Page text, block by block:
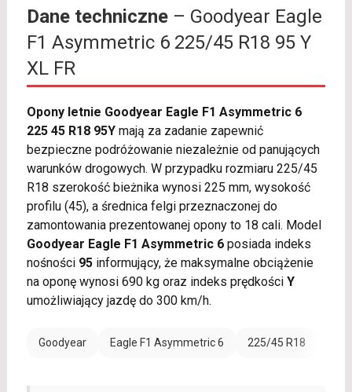
Dane techniczne– Goodyear Eagle
F1 Asymmetric 6 225/45 R18 95 Y
XL FR
Opony letnie Goodyear Eagle F1 Asymmetric 6
225 45 R18 95Ymają za zadanie zapewnić
bezpieczne podróżowanie niezależnie od panujących
warunków drogowych. W przypadku rozmiaru 225/45
R18 szerokość bieżnika wynosi 225 mm, wysokość
profilu (45), a średnica felgi przeznaczonej do
zamontowania prezentowanej opony to 18 cali. Model
Goodyear Eagle F1 Asymmetric 6posiada indeks
nośności 95informujący, że maksymalne obciążenie
na oponę wynosi 690 kg oraz indeks prędkości Y
umożliwiający jazdę do 300 km/h.
Goodyear Eagle F1 Asymmetric 6 225/45 R18